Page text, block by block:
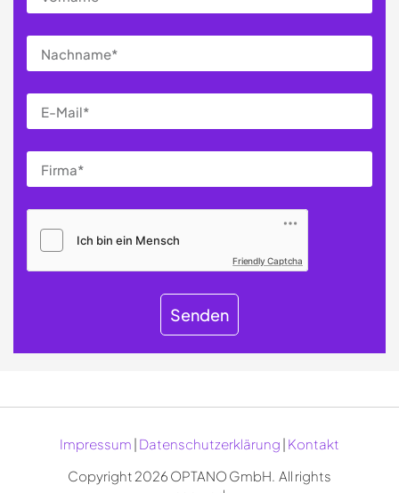
Friendly Captcha
Senden
Impressum | Datenschutzerklärung | Kontakt
Copyright 2026 OPTANO GmbH. ­­ All rights